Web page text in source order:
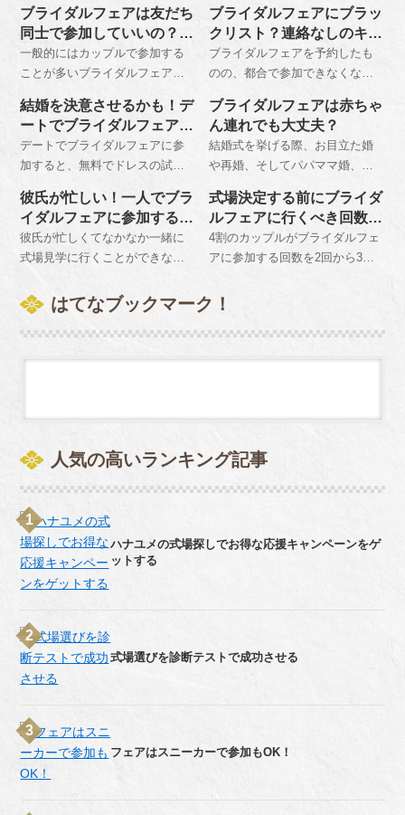
チェックリストを作成し、必ず
持参するようにしましょう。
ます。
と疲れるだけで終わってしまう
ことになりかねないので、事前
に心構えを持っておくことをお
勧めします。
羽織れる上着、秋冬なら軽めの
コートがあると重宝します。持
ち物はカメラ、ペンとメモ帳、
電卓は忘れずに、大きめのカバ
ンかトートバッグに入れて持参
しましょう。
ブライダルフェアは友だち
同士で参加していいの？女
性同士で参加するメリット
は？
一般的にはカップルで参加する
ことが多いブライダルフェアで
性同士で行った方がより得られ
るものがたくさんあります。そ
の反面注意しなければならない
こともあるということを忘れて
はなりません。
ブライダルフェアにブラッ
クリスト？連絡なしのキャ
ンセルはNG！
ブライダルフェアを予約したも
のの、都合で参加できなくなっ
旨を式場側に伝えます。無断で
欠席してしまうとブラックリス
ト入りしてしまい、再予約を断
られてしまうことがあるので注
意が必要です。
結婚を決意させるかも！デ
ートでブライダルフェアを
楽しむポイント
デートでブライダルフェアに参
加すると、無料でドレスの試着
などを体験することができ、結
婚への意識が高まります。 参加
するときは事前予約をしておく
ことをおすすめします。
ブライダルフェアは赤ちゃ
ん連れでも大丈夫？
結婚式を挙げる際、お目立た婚
や再婚、そしてパパママ婚、フ
います。その上で赤ちゃん連れ
でもＯＫの専門的なブライダル
フェアなら安心です。
彼氏が忙しい！一人でブラ
イダルフェアに参加する際
の注意点
彼氏が忙しくてなかなか一緒に
式場見学に行くことができない
かしブライダルフェアは決して
カップルで行かなければならな
いものではありません。一人で
もしっかりと相談にのってくれ
式場決定する前にブライダ
ルフェアに行くべき回数
は？
4割のカップルがブライダルフェ
アに参加する回数を2回から3回
けるのは人気の高い会場にし
くのがおすすめです。
はてなブックマーク！
人気の高いランキング記事
ハナユメの式場探しでお得な応援キャンペーンをゲ
ットする
式場選びを診断テストで成功させる
フェアはスニーカーで参加もOK！